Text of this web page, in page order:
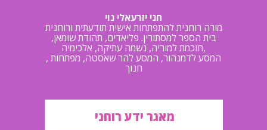
חני יזרעאלי נוי
מורה רוחנית להתפתחות אישית תודעתית ורוחנית
בית הספר למסתורין. פליאדים, תהודת שומאן,
חוכמת למוריה, נשמה עתיקה, אלכימיה,
, המסע לדמנהור, המסע להר שאסטה, מפתחות
חנוך
מאגר ידע רוחני